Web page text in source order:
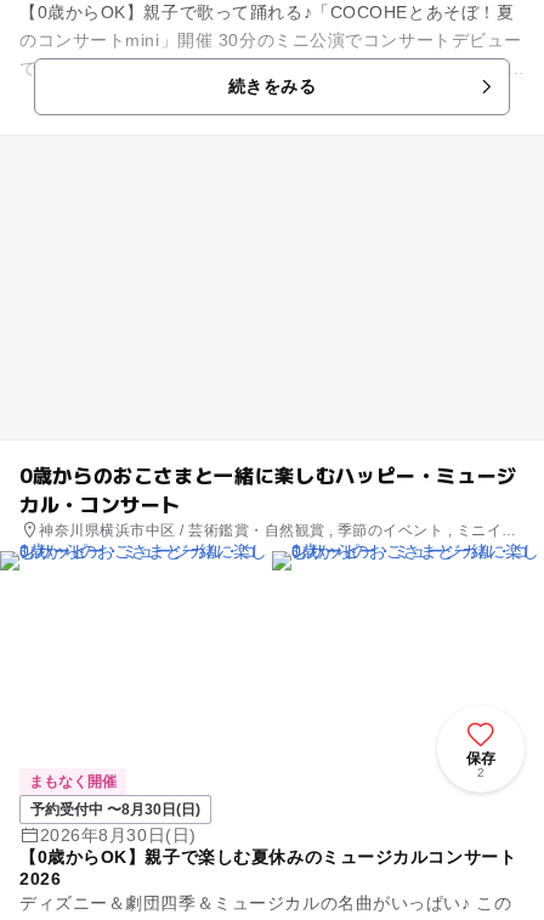
【0歳からOK】親子で歌って踊れる♪「COCOHEとあそぼ！夏
のコンサートmini」開催 30分のミニ公演でコンサートデビュー
でも安心。 赤ちゃん歓迎ファミリーイベントです。 夏休みに...
続きをみる
0歳からのおこさまと一緒に楽しむハッピー・ミュージ
カル・コンサート
神奈川県横浜市中区 / 芸術鑑賞・自然観賞 , 季節のイベント , ミニイベ
ント
保存
2
まもなく開催
予約受付中 〜8月30日(日)
2026年8月30日(日)
【0歳からOK】親子で楽しむ夏休みのミュージカルコンサート
2026
ディズニー＆劇団四季＆ミュージカルの名曲がいっぱい♪ この